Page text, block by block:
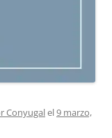
Conyugalel9 marzo,